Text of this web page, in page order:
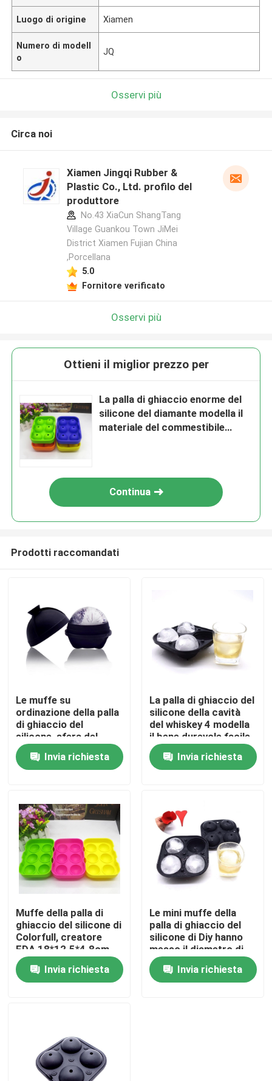
Casa
Chi siamo
Contatti
Prodotti
Modelli la muffa del silicone
Muffe del silicone del cubetto di ghiaccio
Muffe del silicone del dolce
Muffe del silicone della palla di ghiaccio
Guanti della mano del silicone
Luogo di origine Xiamen
Numero di modell
o
JQ
Osservi più
Circa noi
Xiamen Jingqi Rubber &
Plastic Co., Ltd. profilo del
produttore
No.43 XiaCun ShangTang
Village Guankou Town JiMei
District Xiamen Fujian China
,Porcellana
5.0
Fornitore verificato
Osservi più
Ottieni il miglior prezzo per
La palla di ghiaccio enorme del
silicone del diamante modella il
materiale del commestibile
Continua
Prodotti raccomandati
Le muffe su
ordinazione della palla
di ghiaccio del
silicone, sfera del
ghiaccio del silicone
modella l'acqua di
riempimento facile
Invia richiesta
La palla di ghiaccio del
silicone della cavità
del whiskey 4 modella
il bene durevole facile
del rilascio con imbuto
Invia richiesta
Muffe della palla di
ghiaccio del silicone di
Colorfull, creatore
FDA 18*12.5*4.8cm
della palla di ghiaccio
del siliconeInvia richiesta
Le mini muffe della
palla di ghiaccio del
silicone di Diy hanno
messo il diametro di
forma rotonda 5.6CM
per le bevande
Invia richiesta